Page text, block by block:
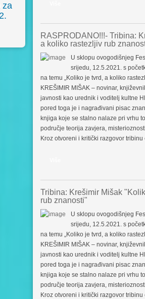
za
RASPRODANO!!!- Tribina:
a koliko rastezljiv rub
U sklopu ovogodišnjeg
srijedu, 12.5.2021. s
na temu „Koliko je tvrd, a koliko
KREŠIMIR MIŠAK – novinar,
javnosti kao urednik i voditelj kultne
pored toga je i nagrađivani pisac
knjiga koje se stalno nalaze pri vrhu
područje teorija zavjera,
Kroz otvoreni i kritički razgovor
Tribina: Krešimir Mišak
rub znanosti"
U sklopu ovogodišnjeg
srijedu, 12.5.2021. s
na temu „Koliko je tvrd, a koliko
KREŠIMIR MIŠAK – novinar,
javnosti kao urednik i voditelj kultne
pored toga je i nagrađivani pisac
knjiga koje se stalno nalaze pri vrhu
područje teorija zavjera,
Kroz otvoreni i kritički razgovor